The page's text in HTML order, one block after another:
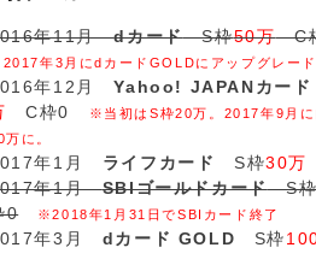
年11月dカードS枠50万C
年3月にdカードGOLDにアップグレード
年12月Yahoo! JAPANカード
C枠0
※当初はS枠20万。2017年9月に
万に。
年1月 ライフカード S枠30万
年1月SBIゴールドカードS
0
※2018年1月31日でSBIカード終了
年3月 dカード GOLD S枠